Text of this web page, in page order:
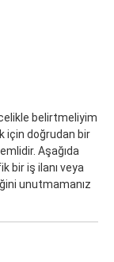
belirtmeliyim
için doğrudan bir
Aşağıda
bir iş ilanı veya
unutmamanız